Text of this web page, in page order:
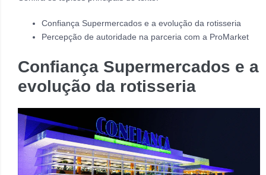
Confiança Supermercados e a evolução da rotisseria
Percepção de autoridade na parceria com a ProMarket
Confiança Supermercados e a
evolução da rotisseria